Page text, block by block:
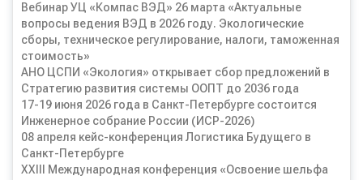
Вебинар УЦ «Компас ВЭД» 26 марта «Актуальные
вопросы ведения ВЭД в 2026 году. Экологические
сборы, техническое регулирование, налоги, таможенная
стоимость»
АНО ЦСПИ «Экология» открывает сбор предложений в
Стратегию развития системы ООПТ до 2036 года
17-19 июня 2026 года в Санкт-Петербурге состоится
Инженерное собрание России (ИСР-2026)
08 апреля кейс-конференция Логистика Будущего в
Санкт-Петербурге
XXIII Международная конференция «Освоение шельфа